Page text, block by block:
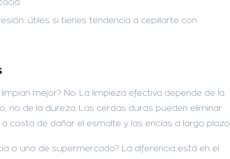
útiles si tienes tendencia a cepillarte con
mejor? No. La limpieza efectiva depende de la
no de la dureza. Las cerdas duras pueden eliminar
costa de dañar el esmalte y las encías a largo plazo.
o uno de supermercado? La diferencia está en el